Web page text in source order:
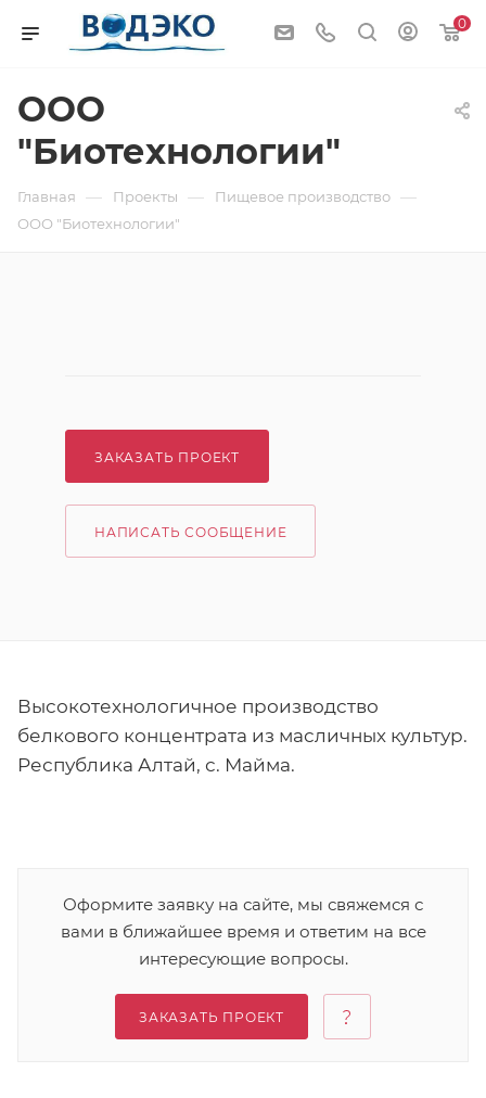
0
ООО
"Биотехнологии"
Главная — Проекты — Пищевое производство —
ООО "Биотехнологии"
ЗАКАЗАТЬ ПРОЕКТ
НАПИСАТЬ СООБЩЕНИЕ
Высокотехнологичное производство
белкового концентрата из масличных культур.
Республика Алтай, с. Майма.
Оформите заявку на сайте, мы свяжемся с
вами в ближайшее время и ответим на все
интересующие вопросы.
ЗАКАЗАТЬ ПРОЕКТ